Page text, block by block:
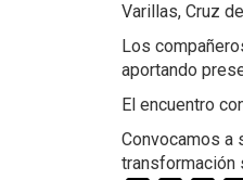
Varillas, Cruz
Los
aportando
El encuentro
Convocamos a
transformación